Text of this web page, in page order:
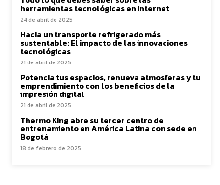
herramientas tecnológicas en internet
24 de abril de 2025
Hacia un transporte refrigerado más
sustentable: El impacto de las innovaciones
tecnológicas
21 de abril de 2025
Potencia tus espacios, renueva atmosferas y tu
emprendimiento con los beneficios de la
impresión digital
21 de abril de 2025
Thermo King abre su tercer centro de
entrenamiento en América Latina con sede en
Bogotá
18 de febrero de 2025